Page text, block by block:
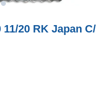
20 RK Japan C/